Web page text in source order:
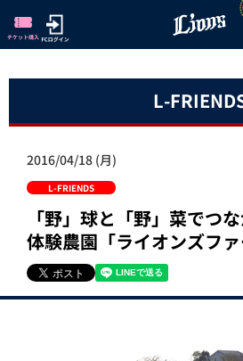
L-
2016/04/18 (月)
L-FRIENDS
「野」球と「野」菜でつ
体験農園「ライオンズフ